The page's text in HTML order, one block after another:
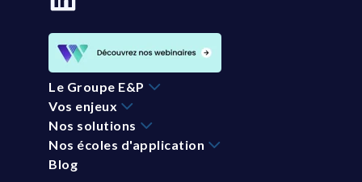
Le Groupe E&P
Vos enjeux
Nos solutions
Nos écoles d'application
Blog